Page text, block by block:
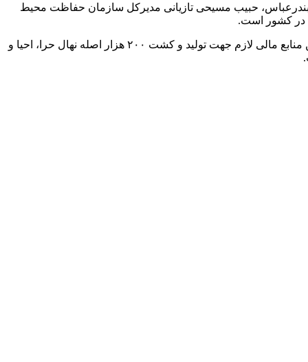
پالایش نفت بندرعباس، حبیب مسیحی تازیانی مدیرکل سازمان حفاظت محیط
در کشور است‌.
شناسایی، مکان‌یابی و تخصیص عرصه‌های مستعد کاشت، ارزیابی و نظارت به منظور حصول اطمینان از استانداردهای زیست‌محیطی، تامین منابع مالی لازم جهت تولید و کشت ۲۰۰ هزار اصله نهال حرا، احیا و